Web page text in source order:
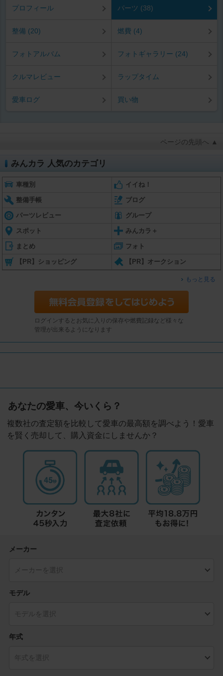
プロフィール パーツ (38)
整備 (20) 燃費 (4)
フォトアルバム フォトギャラリー (24)
クルマレビュー ラップタイム
愛車ログ 買い物
ページの先頭へ ▲
みんカラ 人気のカテゴリ
車種別 イイね！
整備手帳 ブログ
パーツレビュー グループ
スポット みんカラ＋
まとめ フォト
【PR】ショッピング 【PR】オークション
もっと見る
ログインするとお気に入りの保存や燃費記録など様々な
管理が出来るようになります
あなたの愛車、今いくら？
複数社の査定額を比較して愛車の最高額を調べよう！愛車
を賢く売却して、購入資金にしませんか？
メーカー
モデル
年式